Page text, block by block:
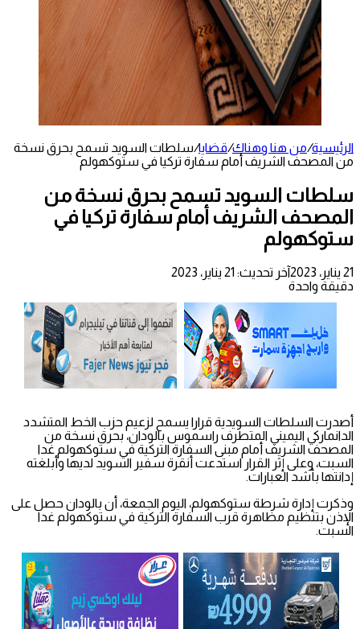
الرئيسية/من هنا وهناك/قضايا/سلطات السويد تسمح بحرق نسخة
من المصحف الشريف أمام سفارة تركيا في ستوكهولم
سلطات السويد تسمح بحرق نسخة من
المصحف الشريف أمام سفارة تركيا في
ستوكهولم
21 يناير، 2023
آخر تحديث: 21 يناير، 2023
دقيقة واحدة
أصدرت السلطات السويدية قرارا يسمح لزعيم حزب الخط المتشدد
الدانماركي اليميني المتطرف راسموس بالودان، بحرق نسخة من
المصحف الشريف أمام مبنى السفارة التركية في ستوكهولم غدا
السبت، وعلى إثر القرار استدعت أنقرة سفير السويد لديها وأبلغته
إدانتها بأشد العبارات.
وذكرت إدارة شرطة ستوكهولم، اليوم الجمعة، أن بالودان حصل على
الإذن بتنظيم مظاهرة قرب السفارة التركية في ستوكهولم غدا
السبت.